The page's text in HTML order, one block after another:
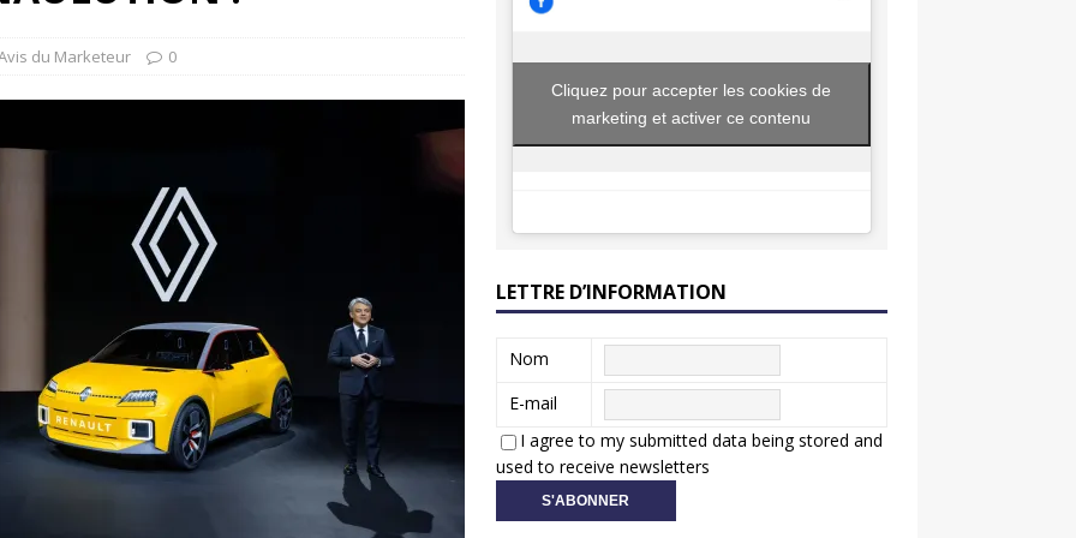
: Oui, les français vont parfois trop loin.
du Marketeur 0
Cliquez pour accepter les cookies de
marketing et activer ce contenu
LETTRE D’INFORMATION
Nom
E-mail
I agree to my submitted data being stored and
used to receive newsletters